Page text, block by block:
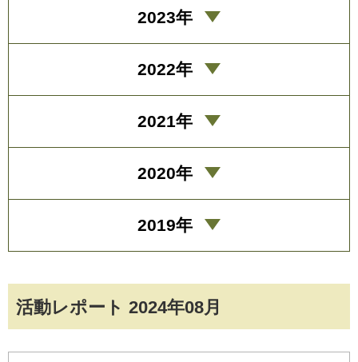
活動レポート 2024年08月
2023年
2022年
2021年
2020年
2019年